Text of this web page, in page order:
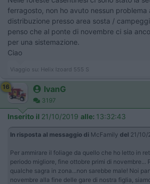
ferragosto, non ho avuto nessun problema
distribuzione presso area sosta /
penso che al ponte di novembre ci sia
per una sistemazione.
Ciao
Viaggio su: Helix Izoard 555 S
16 IvanG
3197
Inserito il 21/10/2019 alle: 13:32:43
In risposta al messaggio di McFamily del 21/10/
Per ammirare il foliage da quello che ho letto in
periodo migliore, fine ottobre primi di novembre...
qualche sagra in zona...non sarebbe male! Noi
novembre alla fine delle gare di nostra figlia,